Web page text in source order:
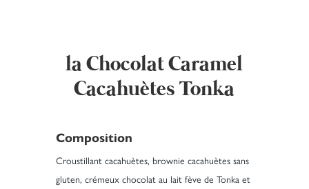
la Chocolat Caramel
Cacahuètes Tonka
Composition
Croustillant cacahuètes, brownie cacahuètes sans
gluten, crémeux chocolat au lait fève de Tonka et